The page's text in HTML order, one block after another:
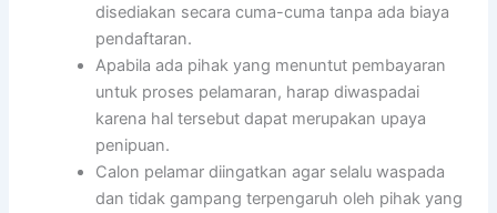
disediakan secara cuma-cuma tanpa ada biaya
pendaftaran.
Apabila ada pihak yang menuntut pembayaran
untuk proses pelamaran, harap diwaspadai
karena hal tersebut dapat merupakan upaya
penipuan.
Calon pelamar diingatkan agar selalu waspada
dan tidak gampang terpengaruh oleh pihak yang